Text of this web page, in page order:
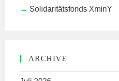
Solidaritätsfonds XminY
ARCHIVE